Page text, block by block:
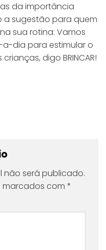
da importância
a sugestão para quem
sua rotina: Vamos
dia para estimular o
digo BRINCAR!
não será publicado.
marcados com *